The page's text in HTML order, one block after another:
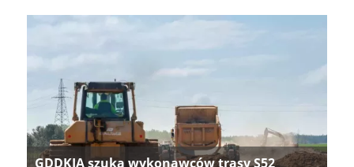
GDDKIA szuka wykonawców trasy S52